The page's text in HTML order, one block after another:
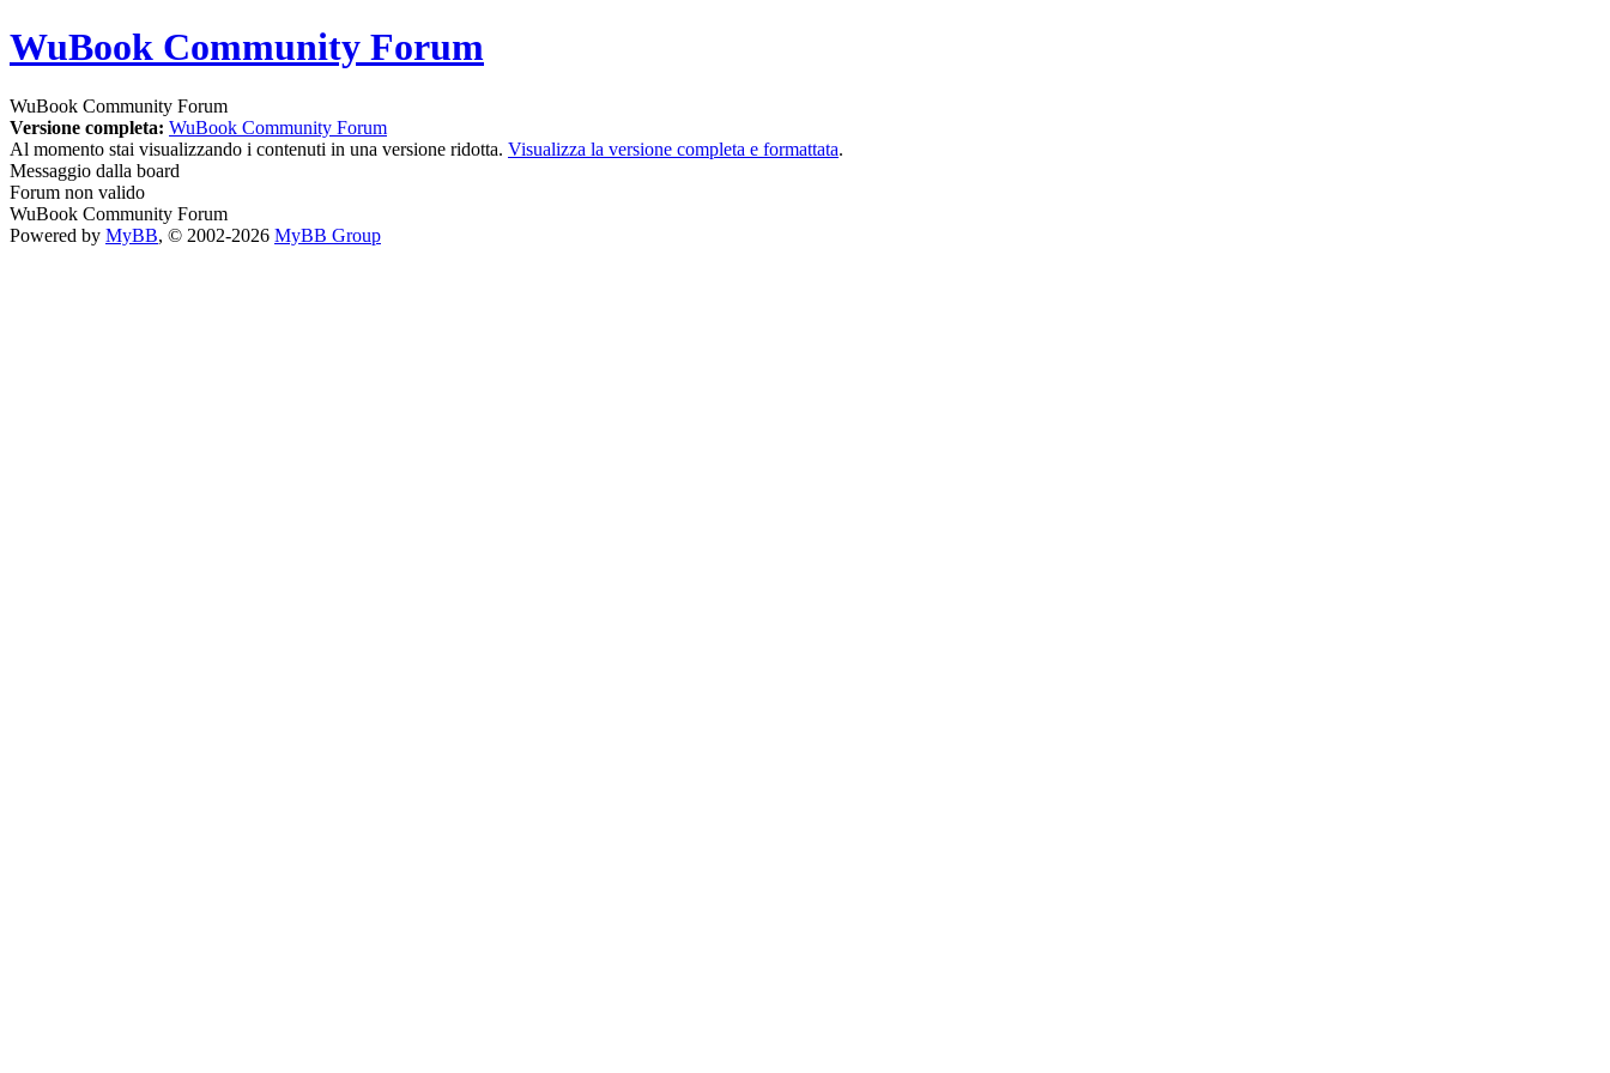
WuBook Community Forum
WuBook Community Forum
Versione completa: WuBook Community Forum
Al momento stai visualizzando i contenuti in una versione ridotta. Visualizza la versione completa e formattata.
Messaggio dalla board
Forum non valido
WuBook Community Forum
Powered by MyBB, © 2002-2026 MyBB Group